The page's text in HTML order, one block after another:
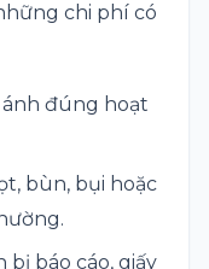
chi phí có
ánh đúng hoạt
bùn, bụi hoặc
báo cáo, giấy